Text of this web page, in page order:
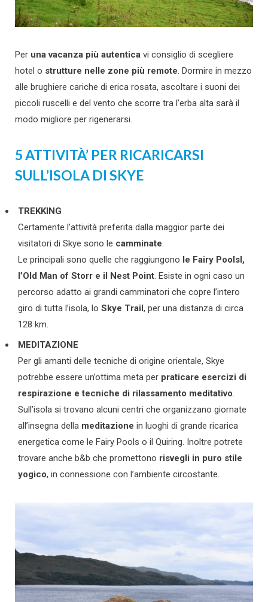
Per una vacanza più autentica vi consiglio di scegliere
hotel o strutture nelle zone più remote. Dormire in mezzo
alle brughiere cariche di erica rosata, ascoltare i suoni dei
piccoli ruscelli e del vento che scorre tra l’erba alta sarà il
modo migliore per rigenerarsi.
5 ATTIVITÀ’ PER RICARICARSI
SULL’ISOLA DI SKYE
TREKKING
Certamente l’attività preferita dalla maggior parte dei
visitatori di Skye sono le camminate
Le principali sono quelle che raggiungono le Fairy Poolsl,
l’Old Man of Storr e il Nest Point . Esiste in ogni caso un
percorso adatto ai grandi camminatori che copre l’intero
giro di tutta l’isola, lo Skye Trail, per una distanza di circa
128 km.
MEDITAZIONE
Per gli amanti delle tecniche di origine orientale, Skye
potrebbe essere un’ottima meta per praticare esercizi di
respirazione e tecniche di rilassamento meditativo.
Sull’isola si trovano alcuni centri che organizzano giornate
all’insegna della meditazione in luoghi di grande ricarica
energetica come le Fairy Pools o il Quiring. Inoltre potrete
trovare anche b&b che promettono risvegli in puro stile
yogico, in connessione con l’ambiente circostante.